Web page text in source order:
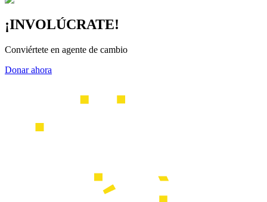
¡INVOLÚCRATE!
Conviértete en agente de cambio
Donar ahora